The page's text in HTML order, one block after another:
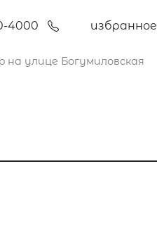
4000 избранное
улице Богумиловская